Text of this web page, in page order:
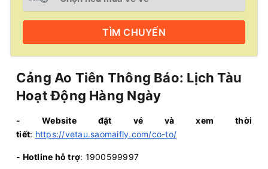
TÌM CHUYẾN
Cảng Ao Tiên Thông Báo: Lịch Tàu
Hoạt Động Hàng Ngày
- Website đặt vé và xem thời
tiết: https://vetau.saomaifly.com/co-to/
- Hotline hỗ trợ: 1900599997